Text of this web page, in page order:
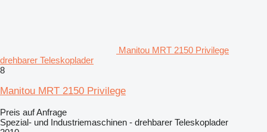
Manitou MRT 2150 Privilege
drehbarer Teleskoplader
8
Manitou MRT 2150 Privilege
Preis auf Anfrage
Spezial- und Industriemaschinen - drehbarer Teleskoplader